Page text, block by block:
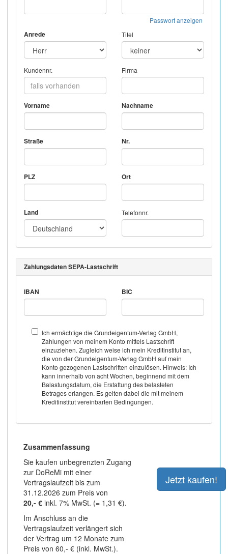
Passwort anzeigen
Anrede Titel
Kundennr. Firma
Vorname Nachname
Straße Nr.
PLZ Ort
Land Telefonnr.
Zahlungsdaten SEPA-Lastschrift
IBAN BIC
Ich ermächtige die Grundeigentum-Verlag GmbH,
Zahlungen von meinem Konto mittels Lastschrift
einzuziehen. Zugleich weise ich mein Kreditinstitut an,
die von der Grundeigentum-Verlag GmbH auf mein
Konto gezogenen Lastschriften einzulösen. Hinweis: Ich
kann innerhalb von acht Wochen, beginnend mit dem
Balastungsdatum, die Erstattung des belasteten
Betrages erlangen. Es gelten dabei die mit meinem
Kreditinstitut vereinbarten Bedingungen.
Zusammenfassung
Sie kaufen unbegrenzten Zugang
zur DoReMi mit einer
Vertragslaufzeit bis zum
31.12.2026 zum Preis von
20,- € inkl. 7% MwSt. (= 1,31 €).
Im Anschluss an die
Vertragslaufzeit verlängert sich
der Vertrag um 12 Monate zum
Preis von 60,- € (inkl. MwSt.).